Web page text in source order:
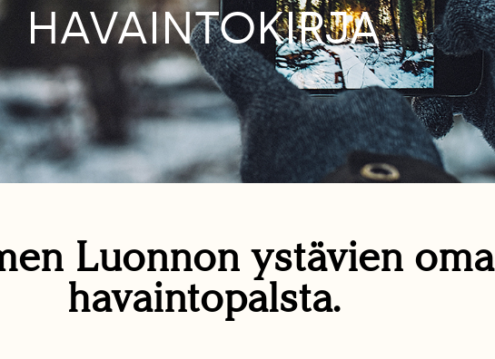
HAVAINTOKIRJA
Luonnon ystävien oma
havaintopalsta.